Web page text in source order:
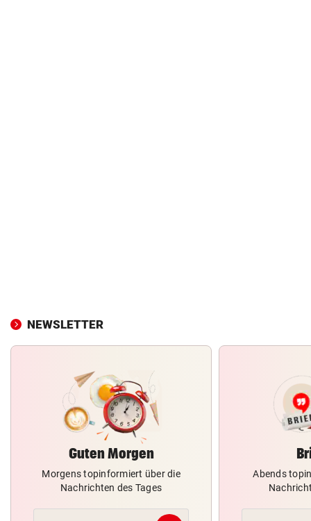
NEWSLETTER
Guten Morgen
Morgens topinformiert über die
Nachrichten des Tages
Abends